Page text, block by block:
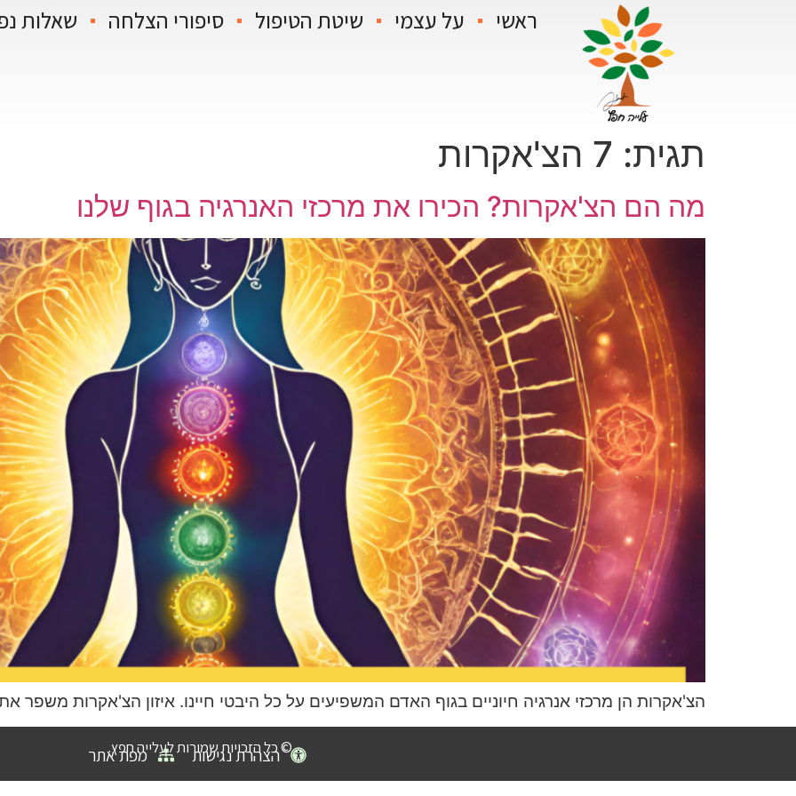
ראשי על עצמי שיטת הטיפול סיפורי הצלחה שאלות
תגית: 7 הצ'אקרות
מה הם הצ'אקרות? הכירו את מרכזי האנרגיה בגוף שלנו
הצ'אקרות הן מרכזי אנרגיה חיוניים בגוף האדם המשפיעים על כל היבטי חיינו. איזון הצ'אקרות משפר
© כל הזכויות שמורות לעלייה חפץ.
הצהרת נגישות מפת אתר